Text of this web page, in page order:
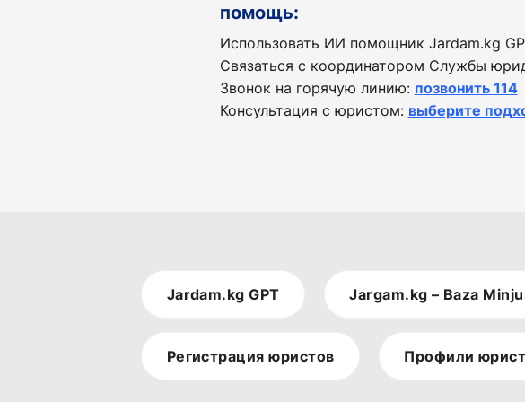
помощь:
Использовать ИИ помощник Jardam.kg
Связаться с координатором Службы
Звонок на горячую линию: позвонить 114
Консультация с юристом: выберите
Jardam.kg GPT Jargam.kg – Baza
Регистрация юристов Профили